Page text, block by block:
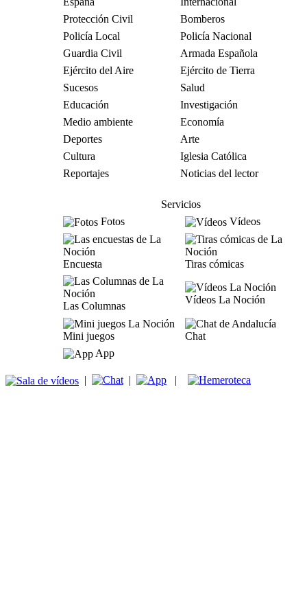
Protección Civil
Bomberos
Policía Local
Policía Nacional
Guardia Civil
Armada Española
Ejército del Aire
Ejército de Tierra
Sucesos
Salud
Educación
Investigación
Medio ambiente
Economía
Deportes
Arte
Cultura
Iglesia Católica
Reportajes
Noticias del lector
Servicios
Fotos
Vídeos
Encuesta Tiras cómicas
Las Columnas
Vídeos La Noción
Mini juegos
Chat
App
| | |